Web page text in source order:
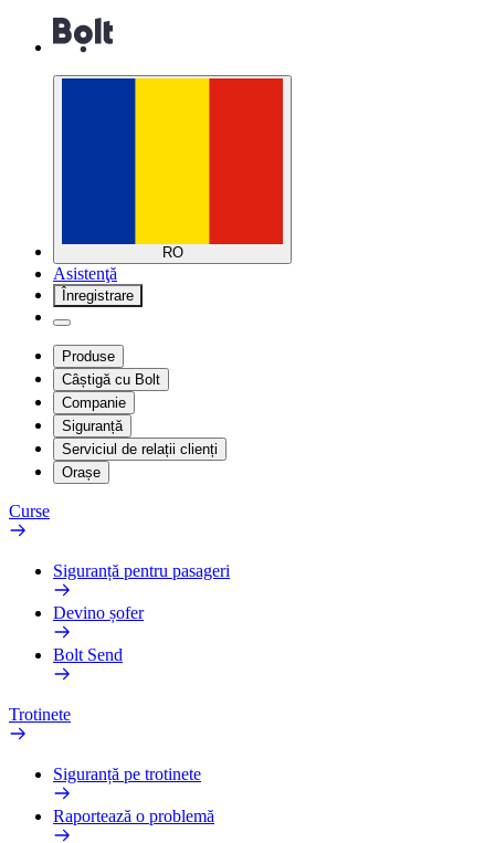
RO
Asistenţă
Înregistrare
Produse
Câștigă cu Bolt
Companie
Siguranță
Serviciul de relații clienți
Orașe
Curse
Siguranță pentru pasageri
Devino șofer
Bolt Send
Trotinete
Siguranță pe trotinete
Raportează o problemă